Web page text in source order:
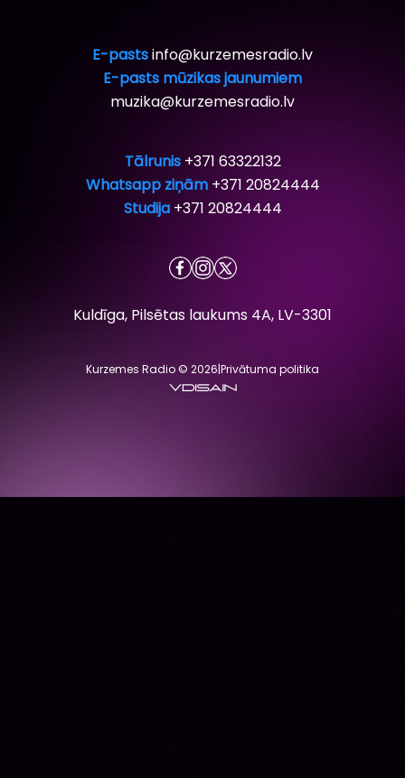
E-pastsinfo@kurzemesradio.lv
E-pasts mūzikas jaunumiem
muzika@kurzemesradio.lv
Tālrunis +371 63322132
Whatsapp ziņām +371 20824444
Studija +371 20824444
Kuldīga, Pilsētas laukums 4A, LV-3301
Kurzemes Radio © 2026|Privātuma politika